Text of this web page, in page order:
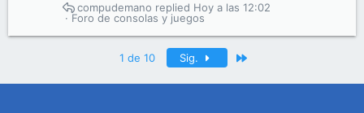
Foro de consolas y juegos
Hoy a las 12:02
compudemano
1 de 10 Sig.